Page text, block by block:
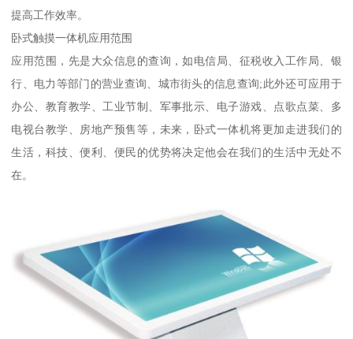
提高工作效率。
卧式触摸一体机应用范围
应用范围，先是大众信息的查询，如电信局、征税收入工作局、银
行、电力等部门的营业查询、城市街头的信息查询;此外还可应用于
办公、教育教学、工业节制、军事批示、电子游戏、点歌点菜、多
电视台教学、房地产预售等，未来，卧式一体机将更加走进我们的
生活，科技、便利、便民的优势将决定他会在我们的生活中无处不
在。